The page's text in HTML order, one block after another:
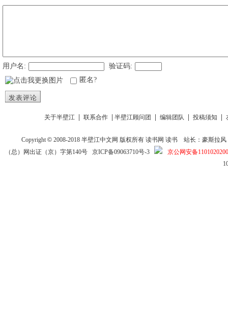
用户名:
验证码:
匿名?
发表评论
关于半壁江 联系合作 半壁江顾问团 编辑团队 投稿须知
Copyright © 2008-2018半壁江中文网 版权所有读书网 读书
站长：豪斯拉风
（总）网出证（京）字第140号 京ICP备09063710号-3
京公网安备